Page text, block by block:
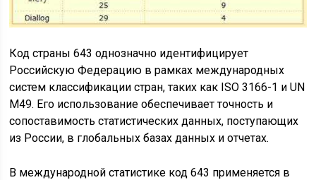
Код страны 643 однозначно идентифицирует
Российскую Федерацию в рамках международных
систем классификации стран, таких как ISO 3166-1 и UN
M49. Его использование обеспечивает точность и
сопоставимость статистических данных, поступающих
из России, в глобальных базах данных и отчетах.
В международной статистике код 643 применяется в